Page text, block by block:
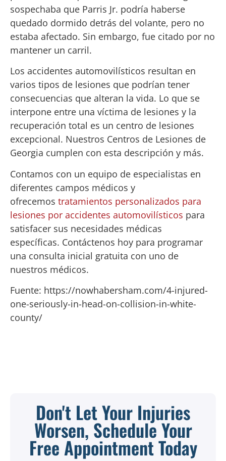
sospechaba que Parris Jr. podría haberse
quedado dormido detrás del volante, pero no
estaba afectado. Sin embargo, fue citado por no
mantener un carril.
Los accidentes automovilísticos resultan en
varios tipos de lesiones que podrían tener
consecuencias que alteran la vida. Lo que se
interpone entre una víctima de lesiones y la
recuperación total es un centro de lesiones
excepcional. Nuestros Centros de Lesiones de
Georgia cumplen con esta descripción y más.
Contamos con un equipo de especialistas en
diferentes campos médicos y
ofrecemos tratamientos personalizados para
lesiones por accidentes automovilísticos para
satisfacer sus necesidades médicas
específicas. Contáctenos hoy para programar
una consulta inicial gratuita con uno de
nuestros médicos.
Fuente: https://nowhabersham.com/4-injured-
one-seriously-in-head-on-collision-in-white-
county/
Don't Let Your Injuries
Worsen, Schedule Your
Free Appointment Today